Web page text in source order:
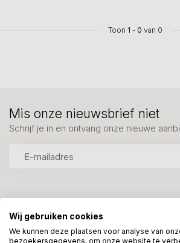
Toon 1 - 0 van 0
We helpen graag met uw keuze of geven
ons 7 dagen per week: 06-23643267
Mis onze nieuwsbrief niet
Schrijf je in en ontvang onze nieuwe
Wij gebruiken cookies
We kunnen deze plaatsen voor analyse van
bezoekersgegevens, om onze website te